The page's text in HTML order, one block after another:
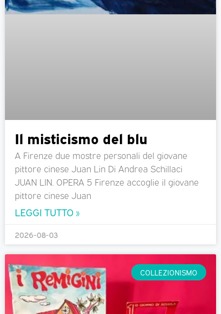
Il misticismo del blu
A Firenze due mostre personali del giovane
pittore cinese Juan Lin Di Andrea Schillaci
JUAN LIN. OPERA 5 Firenze accoglie il giovane
pittore cinese Juan
LEGGI TUTTO »
2026-08-03
COLLEZIONISMO